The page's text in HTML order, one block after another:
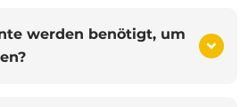
werden benötigt, um